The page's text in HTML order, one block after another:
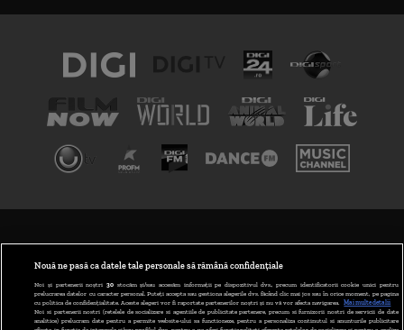
ABONARE DIGI TV
GESTIONAȚI PREFERINȚELE
Nouă ne pasă ca datele tale personale să rămână confidențiale
Noi și partenerii noștri 30stocăm și/sau accesăm informații pe dispozitivul dvs., precum identificatorii cookie unici pentru
prelucrarea datelor cu caracter personal. Puteți accepta sau gestiona alegerile dvs. făcând clic mai jos sau în orice moment, pe pagina
cu politica de confidențialitate. Aceste alegeri vor fi raportate partenerilor noștri și nu vă vor afecta navigarea.
Mai multe detalii
Noi si partenerii nostri (retelele de socializare si agentiile de publicitate partenere, precum si furnizorii nostri de servicii de date
analitice) prelucram date pentru a permite website-ului sa functioneze, pentru a personaliza continutul si anunturile publicitare